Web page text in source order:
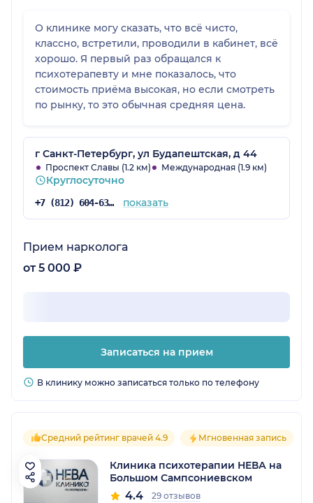
О клинике могу сказать, что всё чисто,
классно, встретили, проводили в кабинет, всё
хорошо. Я первый раз обращался к
психотерапевту и мне показалось, что
стоимость приёма высокая, но если смотреть
по рынку, то это обычная средняя цена.
г Санкт-Петербург, ул Будапештская, д 44
Проспект Славы (1.2 км) Международная (1.9 км)
Круглосуточно
+7 (812) 604-63-50 показать
Прием нарколога
от 5 000 ₽
Записаться на прием
В клинику можно записаться только по телефону
Средний рейтинг врачей 4.9 Мгновенная запись
Клиника психотерапии НЕВА на
Большом Сампсониевском
4.4 29 отзывов